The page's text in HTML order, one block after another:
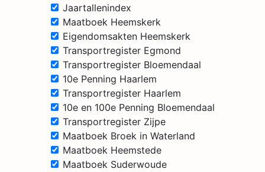
Jaartallenindex
Maatboek Heemskerk
Eigendomsakten Heemskerk
Transportregister Egmond
Transportregister Bloemendaal
10e Penning Haarlem
Transportregister Haarlem
10e en 100e Penning Bloemendaal
Transportregister Zijpe
Maatboek Broek in Waterland
Maatboek Heemstede
Maatboek Suderwoude